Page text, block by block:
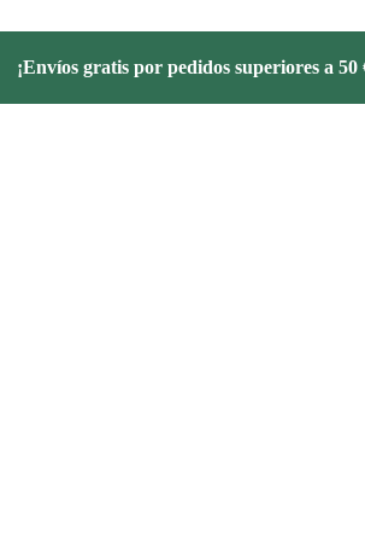
¡Envíos gratis por pedidos superiores a 50